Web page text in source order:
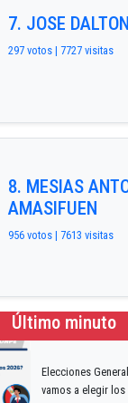
7. JOSE
297 votos | 7727 visitas
8. MESIAS
AMASIFUEN
956 votos | 7613 visitas
Último minuto
Elecciones
vamos a elegir los